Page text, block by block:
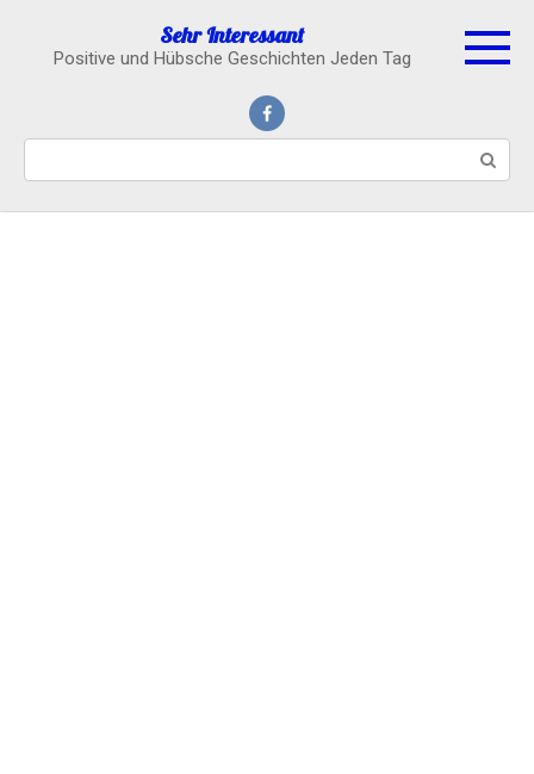
content
Sehr Interessant
Positive und Hübsche Geschichten Jeden Tag